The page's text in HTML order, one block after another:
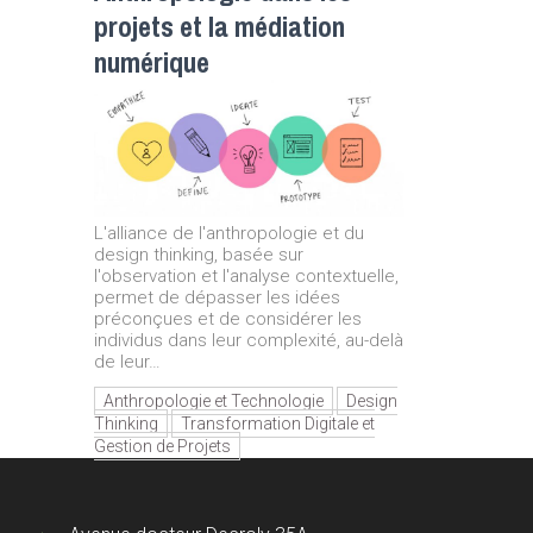
projets et la médiation
numérique
L'alliance de l'anthropologie et du
design thinking, basée sur
l'observation et l'analyse contextuelle,
permet de dépasser les idées
préconçues et de considérer les
individus dans leur complexité, au-delà
de leur…
Anthropologie et Technologie
Design
Thinking
Transformation Digitale et
Gestion de Projets